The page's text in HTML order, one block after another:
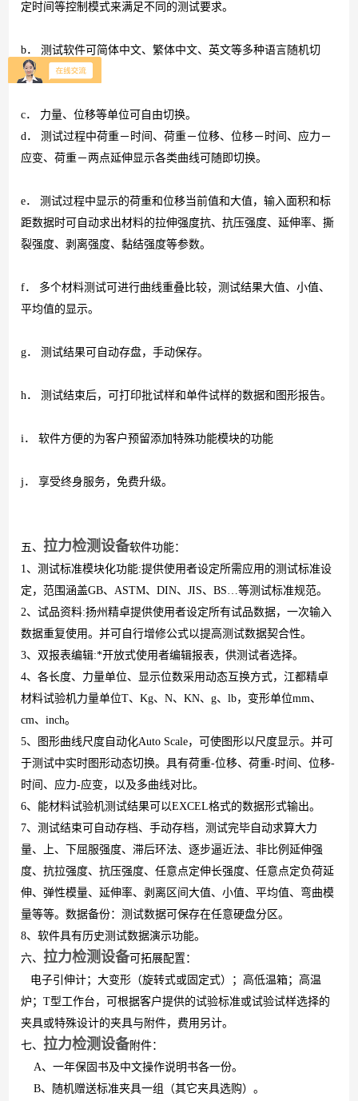
定时间等控制模式来满足不同的测试要求。
b．测试软件可简体中文、繁体中文、英文等多种语言随机切
换。
c． 力量、位移等单位可自由切换。
d．测试过程中荷重－时间、荷重－位移、位移－时间、应力－
应变、荷重－两点延伸显示各类曲线可随即切换。
e．
测试过程中显示的荷重和位移当前值和大值，输入面积和标
距数据时可自动求出材料的拉伸强度抗、抗压强度、延伸率、撕
裂强度、剥离强度、黏结强度等参数。
f． 多个材料测试可进行曲线重叠比较，测试结果大值、小值、
平均值的显示。
g． 测试结果可自动存盘，手动保存。
h． 测试结束后， 可打印批试样和单件试样的数据和图形报告。
i． 软件方便的为客户预留添加特殊功能模块的功能
j ． 享受终身服务，免费升级。
五、 拉力检测设备软件功能：
1、测试标准模块化功能:提供使用者设定所需应用的测试标准设
定，范围涵盖GB、ASTM、DIN、JIS、BS…等测试标准规范。
2、试品资料:扬州精卓提供使用者设定所有试品数据，一次输入
数据重复使用。并可自行增修公式以提高测试数据契合性。
3、双报表编辑:*开放式使用者编辑报表，供测试者选择。
4、各长度、力量单位、显示位数采用动态互换方式，江都精卓
材料试验机力量单位T、Kg、N、KN、g、lb，变形单位mm、
cm、inch。
5、图形曲线尺度自动化Auto Scale，可使图形以尺度显示。并可
于测试中实时图形动态切换。具有荷重-位移、荷重-时间、位移-
时间、应力-应变，以及多曲线对比。
6、 能材料试验机测试结果可以EXCEL格式的数据形式输出。
7、测试结束可自动存档、手动存档，测试完毕自动求算大力
量、上、下屈服强度、滞后环法、逐步逼近法、非比例延伸强
度、抗拉强度、抗压强度、任意点定伸长强度、任意点定负荷延
伸、弹性模量、延伸率、剥离区间大值、小值、平均值、弯曲模
量等等。数据备份：测试数据可保存在任意硬盘分区。
8、软件具有历史测试数据演示功能。
六、 拉力检测设备可拓展配置：
电子引伸计；大变形（旋转式或固定式）；高低温箱；高温
炉；T型工作台，可根据客户提供的试验标准或试验试样选择的
夹具或特殊设计的夹具与附件，费用另计。
七、 拉力检测设备附件：
A、一年保固书及中文操作说明书各一份。
B、随机赠送标准夹具一组（其它夹具选购）。